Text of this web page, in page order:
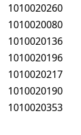
1010020260
1010020080
1010020136
1010020196
1010020217
1010020190
1010020353